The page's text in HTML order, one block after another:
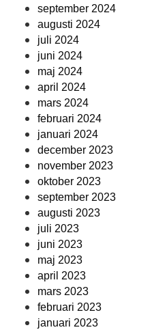
september 2024
augusti 2024
juli 2024
juni 2024
maj 2024
april 2024
mars 2024
februari 2024
januari 2024
december 2023
november 2023
oktober 2023
september 2023
augusti 2023
juli 2023
juni 2023
maj 2023
april 2023
mars 2023
februari 2023
januari 2023